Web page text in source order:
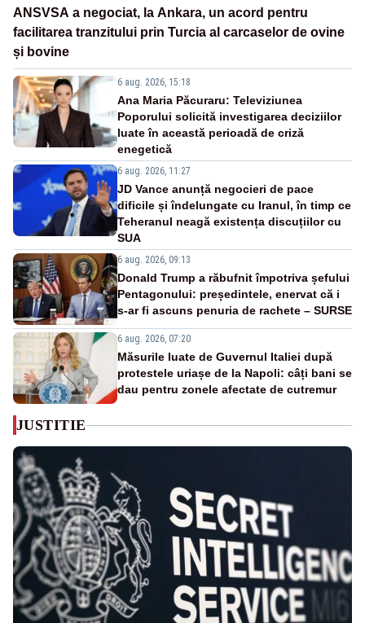
ANSVSA a negociat, la Ankara, un acord pentru
facilitarea tranzitului prin Turcia al carcaselor de ovine
și bovine
6 aug. 2026, 15:18
Ana Maria Păcuraru: Televiziunea
Poporului solicită investigarea deciziilor
luate în această perioadă de criză
enegetică
6 aug. 2026, 11:27
JD Vance anunță negocieri de pace
dificile și îndelungate cu Iranul, în timp ce
Teheranul neagă existența discuțiilor cu
SUA
6 aug. 2026, 09:13
Donald Trump a răbufnit împotriva șefului
Pentagonului: președintele, enervat că i
s-ar fi ascuns penuria de rachete – SURSE
6 aug. 2026, 07:20
Măsurile luate de Guvernul Italiei după
protestele uriașe de la Napoli: câți bani se
dau pentru zonele afectate de cutremur
JUSTITIE